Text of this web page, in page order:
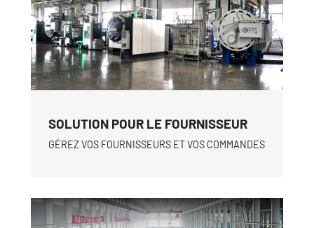
SOLUTION POUR LE FOURNISSEUR
GÉREZ VOS FOURNISSEURS ET VOS COMMANDES